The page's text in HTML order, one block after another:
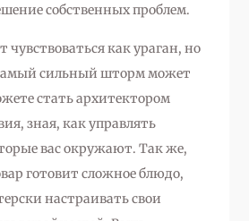
собственных проблем.
как ураган, но
сильный шторм может
стать архитектором
зная, как управлять
вас окружают. Так же,
готовит сложное блюдо,
настраивать свои